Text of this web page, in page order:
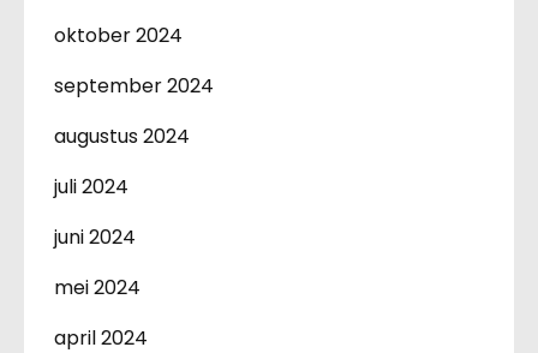
oktober 2024
september 2024
augustus 2024
juli 2024
juni 2024
mei 2024
april 2024